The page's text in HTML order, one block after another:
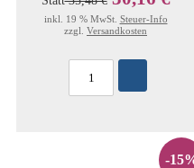
inkl. 19 % MwSt. Steuer-Info
zzgl. Versandkosten
-